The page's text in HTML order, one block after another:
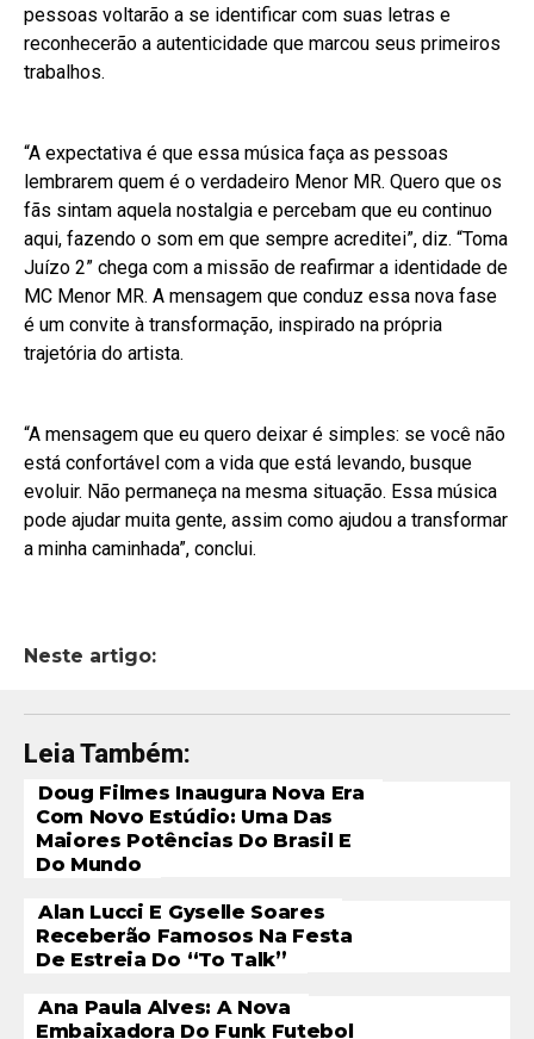
pessoas voltarão a se identificar com suas letras e
reconhecerão a autenticidade que marcou seus primeiros
trabalhos.
“A expectativa é que essa música faça as pessoas
lembrarem quem é o verdadeiro Menor MR. Quero que os
fãs sintam aquela nostalgia e percebam que eu continuo
aqui, fazendo o som em que sempre acreditei”, diz. “Toma
Juízo 2” chega com a missão de reafirmar a identidade de
MC Menor MR. A mensagem que conduz essa nova fase
é um convite à transformação, inspirado na própria
trajetória do artista.
“A mensagem que eu quero deixar é simples: se você não
está confortável com a vida que está levando, busque
evoluir. Não permaneça na mesma situação. Essa música
pode ajudar muita gente, assim como ajudou a transformar
a minha caminhada”, conclui.
Neste artigo:
Leia Também:
Doug Filmes Inaugura Nova Era
Com Novo Estúdio: Uma Das
Maiores Potências Do Brasil E
Do Mundo
Alan Lucci E Gyselle Soares
Receberão Famosos Na Festa
De Estreia Do “To Talk”
Ana Paula Alves: A Nova
Embaixadora Do Funk Futebol